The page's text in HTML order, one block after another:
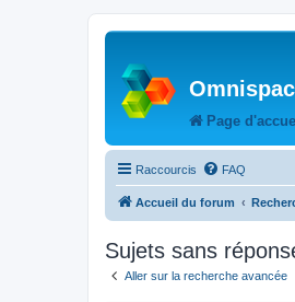
Page
Raccourcis FAQ
Accueil du forum
Sujets sans
Aller sur la recherche avancée